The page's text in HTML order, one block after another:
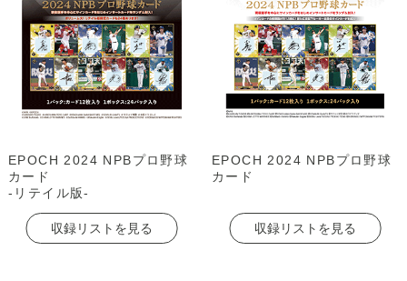
EPOCH 2024 NPBプロ野球
カード
-リテイル版-
収録リストを見る
EPOCH 2024 NPBプロ野球
カード
収録リストを見る